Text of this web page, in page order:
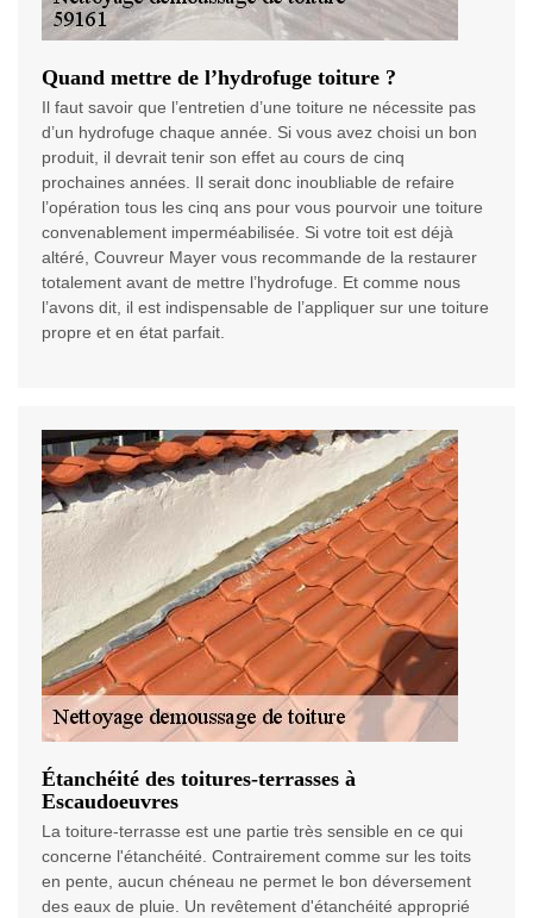
Quand mettre de l’hydrofuge toiture ?
Il faut savoir que l’entretien d’une toiture ne nécessite pas
d’un hydrofuge chaque année. Si vous avez choisi un bon
produit, il devrait tenir son effet au cours de cinq
prochaines années. Il serait donc inoubliable de refaire
l’opération tous les cinq ans pour vous pourvoir une toiture
convenablement imperméabilisée. Si votre toit est déjà
altéré, Couvreur Mayer vous recommande de la restaurer
totalement avant de mettre l’hydrofuge. Et comme nous
l’avons dit, il est indispensable de l’appliquer sur une toiture
propre et en état parfait.
Étanchéité des toitures-terrasses à
Escaudoeuvres
La toiture-terrasse est une partie très sensible en ce qui
concerne l'étanchéité. Contrairement comme sur les toits
en pente, aucun chéneau ne permet le bon déversement
des eaux de pluie. Un revêtement d'étanchéité approprié